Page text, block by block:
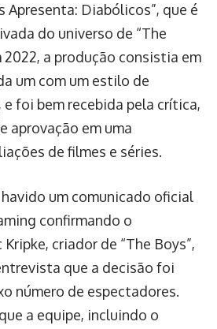
Apresenta: Diabólicos”, que é
do universo de “The
2022, a produção consistia em
um com um estilo de
foi bem recebida pela crítica,
aprovação em uma
de filmes e séries.
um comunicado oficial
confirmando o
criador de “The Boys”,
que a decisão foi
número de espectadores.
a equipe, incluindo o